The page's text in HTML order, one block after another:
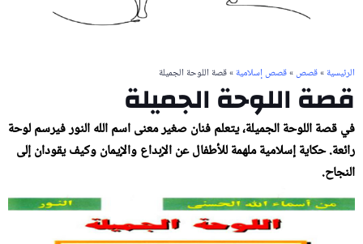
الرئيسية»قصص»قصص إسلامية» قصة اللوحة الجميلة
قصة اللوحة الجميلة
في قصة اللوحة الجميلة، يتعلم فنان صغير معنى اسم الله النور فيرسم لوحة
رائعة. حكاية إسلامية ملهمة للأطفال عن الإبداع والإيمان وكيف يقودان إلى
النجاح.